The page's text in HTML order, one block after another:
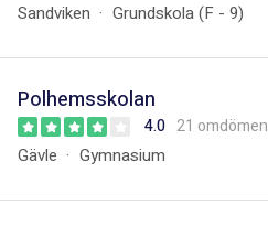
Sandviken Grundskola (F - 9)
Polhemsskolan
4.0 21 omdömen
Gävle Gymnasium